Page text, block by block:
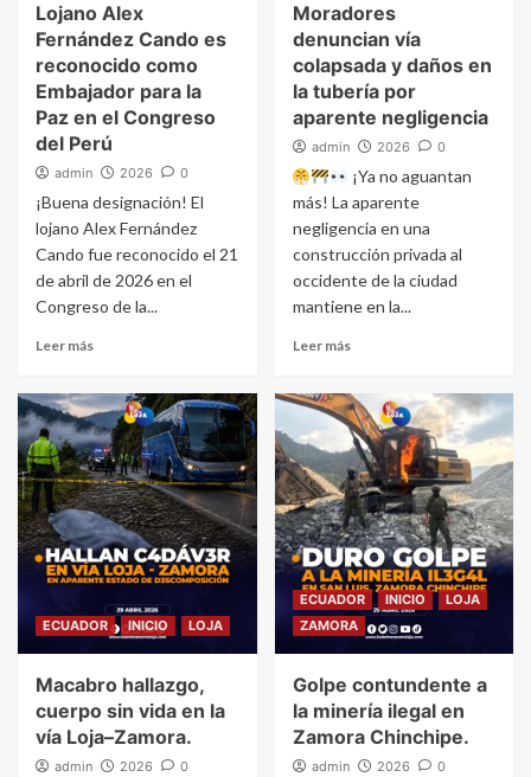
Lojano Alex
Fernández Cando es
reconocido como
Embajador para la
Paz en el Congreso
del Perú
admin 2026 0
¡Buena designación! El
lojano Alex Fernández
Cando fue reconocido el 21
de abril de 2026 en el
Congreso de la...
Leer más
Moradores
denuncian vía
colapsada y daños en
la tubería por
aparente negligencia
admin 2026 0
¡Ya no aguantan
más! La aparente
negligencia en una
construcción privada al
occidente de la ciudad
mantiene en la...
Leer más
ECUADOR INICIO LOJA
Macabro hallazgo,
cuerpo sin vida en la
vía Loja–Zamora.
admin 2026 0
ECUADOR INICIO
LOJA
ZAMORA
Golpe contundente a
la minería ilegal en
Zamora Chinchipe.
admin 2026 0